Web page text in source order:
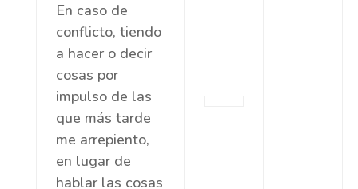
En caso de
conflicto, tiendo
a hacer o decir
cosas por
impulso de las
que más tarde
me arrepiento,
en lugar de
hablar las cosas